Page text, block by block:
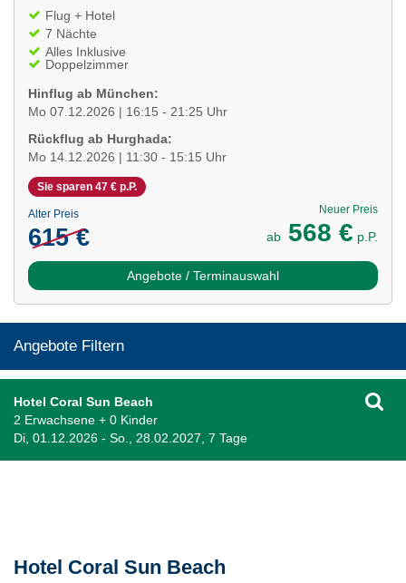
Flug + Hotel
7 Nächte
Alles Inklusive
Doppelzimmer
Hinflug ab München:
Mo 07.12.2026 | 16:15 - 21:25 Uhr
Rückflug ab Hurghada:
Mo 14.12.2026 | 11:30 - 15:15 Uhr
Sie sparen 47 € p.P.
Alter Preis
615 €
Neuer Preis
ab 568 € p.P.
Angebote / Terminauswahl
Angebote Filtern
Hotel Coral Sun Beach
2 Erwachsene + 0 Kinder
Di, 01.12.2026 - So., 28.02.2027, 7 Tage
Hotel Coral Sun Beach